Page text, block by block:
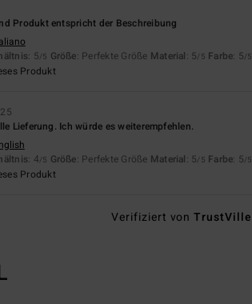
Produkt entspricht der Beschreibung
: 5/5 Größe: Perfekte Größe Material: 5/5 Farbe: 5/5
Produkt
Lieferung. Ich würde es weiterempfehlen.
: 4/5 Größe: Perfekte Größe Material: 5/5 Farbe: 5/5
Produkt
Verifiziert vonTrustVille